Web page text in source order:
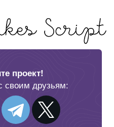
проект!
своим друзьям: